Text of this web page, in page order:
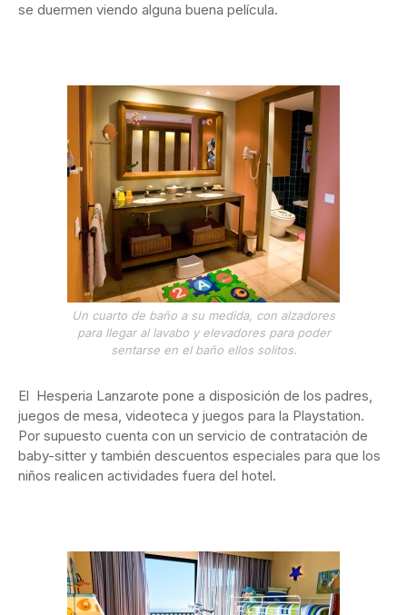
se duermen viendo alguna buena película.
Un cuarto de baño a su medida, con alzadores
para llegar al lavabo y elevadores para poder
sentarse en el baño ellos solitos.
El Hesperia Lanzarote pone a disposición de los padres,
juegos de mesa, videoteca y juegos para la Playstation.
Por supuesto cuenta con un servicio de contratación de
baby-sitter y también descuentos especiales para que los
niños realicen actividades fuera del hotel.